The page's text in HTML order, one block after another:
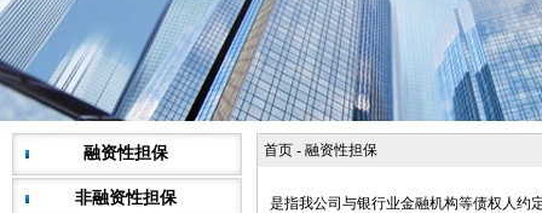
融资性担保
非融资性担保
首页 - 融资性担保
是指我公司与银行业金融机构等债权人约